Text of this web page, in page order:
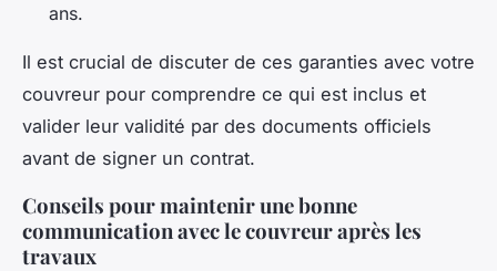
ans.
Il est crucial de discuter de ces garanties avec votre
couvreur pour comprendre ce qui est inclus et
valider leur validité par des documents officiels
avant de signer un contrat.
Conseils pour maintenir une bonne
communication avec le couvreur après les
travaux